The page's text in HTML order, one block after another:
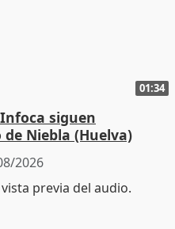
01:34
siguen
Niebla (Huelva)
2026